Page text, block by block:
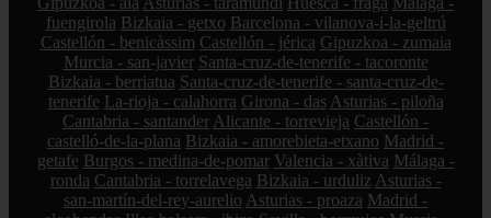
fuengirola Bizkaia - getxo Barcelona - vilanova-i-la-geltrú
Castellón - benicàssim Castellón - jérica Gipuzkoa - zumaia
Murcia - san-javier Santa-cruz-de-tenerife - tacoronte
Bizkaia - berriatua Santa-cruz-de-tenerife - santa-cruz-de-
tenerife La-rioja - calahorra Girona - das Asturias - piloña
Cantabria - santander Alicante - torrevieja Castellón -
castelló-de-la-plana Bizkaia - amorebieta-etxano Madrid -
getafe Burgos - medina-de-pomar Valencia - xàtiva Málaga -
ronda Cantabria - torrelavega Bizkaia - urduliz Asturias -
san-martín-del-rey-aurelio Asturias - proaza Madrid -